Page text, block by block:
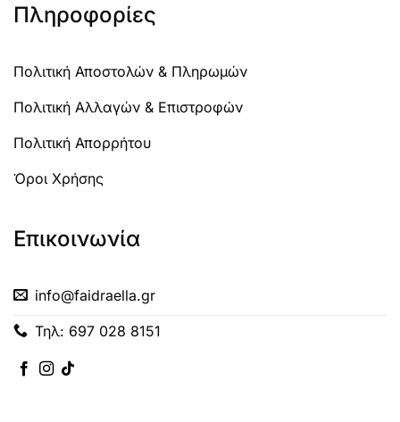
Πληροφορίες
Πολιτική Αποστολών & Πληρωμών
Πολιτική Αλλαγών & Επιστροφών
Πολιτική Απορρήτου
Όροι Χρήσης
Επικοινωνία
info@faidraella.gr
Τηλ: 697 028 8151